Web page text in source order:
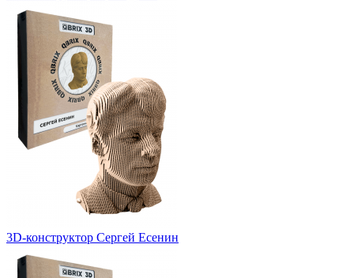
3D-конструктор Сергей Есенин